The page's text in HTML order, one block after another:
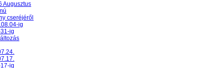
Augusztus
cseréjéről
ig
ig
ig